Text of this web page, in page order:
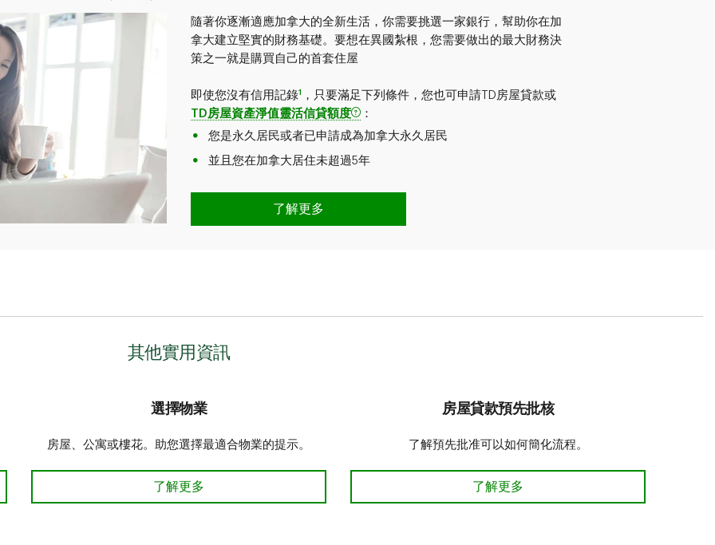
隨著你逐漸適應加拿大的全新生活，你需要挑選一家銀行，幫助你在加
拿大建立堅實的財務基礎。要想在異國紮根，您需要做出的最大財務決
策之一就是購買自己的首套住屋
即使您沒有信用記錄1
，只要滿足下列條件，您也可申請TD房屋貸款或
TD房屋資產淨值靈活信貸額度
：
您是永久居民或者已申請成為加拿大永久居民
並且您在加拿大居住未超過5年
了解更多
其他實用資訊
選擇物業
房屋、公寓或樓花。助您選擇最適合物業的提示。
選擇房屋保險？了解更多
了解更多
房屋貸款預先批核
了解預先批准可以如何簡化流程。
房屋貸款預先批核 了解更多
了解更多